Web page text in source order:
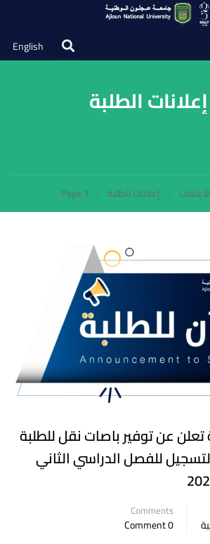
English
إعلانات الطلبة
الأعلانات إعلانات الطلبة Page 3
تعلن عن توفير باصات نقل للطلبة
للفصل الدراسي الثاني
Comments
0 Comment